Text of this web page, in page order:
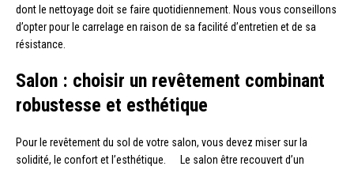
dont le nettoyage doit se faire quotidiennement. Nous vous conseillons
d’opter pour le carrelage en raison de sa facilité d’entretien et de sa
résistance.
Salon : choisir un revêtement combinant
robustesse et esthétique
Pour le revêtement du sol de votre salon, vous devez miser sur la
solidité, le confort et l’esthétique. Le salon être recouvert d’un